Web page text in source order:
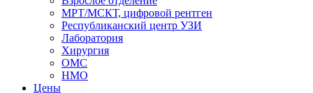
МРТ/МСКТ, цифровой рентген
Республиканский центр УЗИ
Лаборатория
Хирургия
ОМС
НМО
Цены